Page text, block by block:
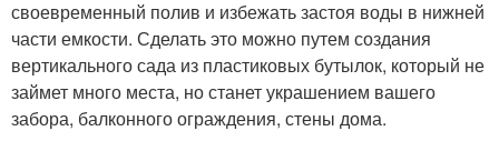
своевременный полив и избежать застоя воды в нижней
части емкости. Сделать это можно путем создания
вертикального сада из пластиковых бутылок, который не
займет много места, но станет украшением вашего
забора, балконного ограждения, стены дома.